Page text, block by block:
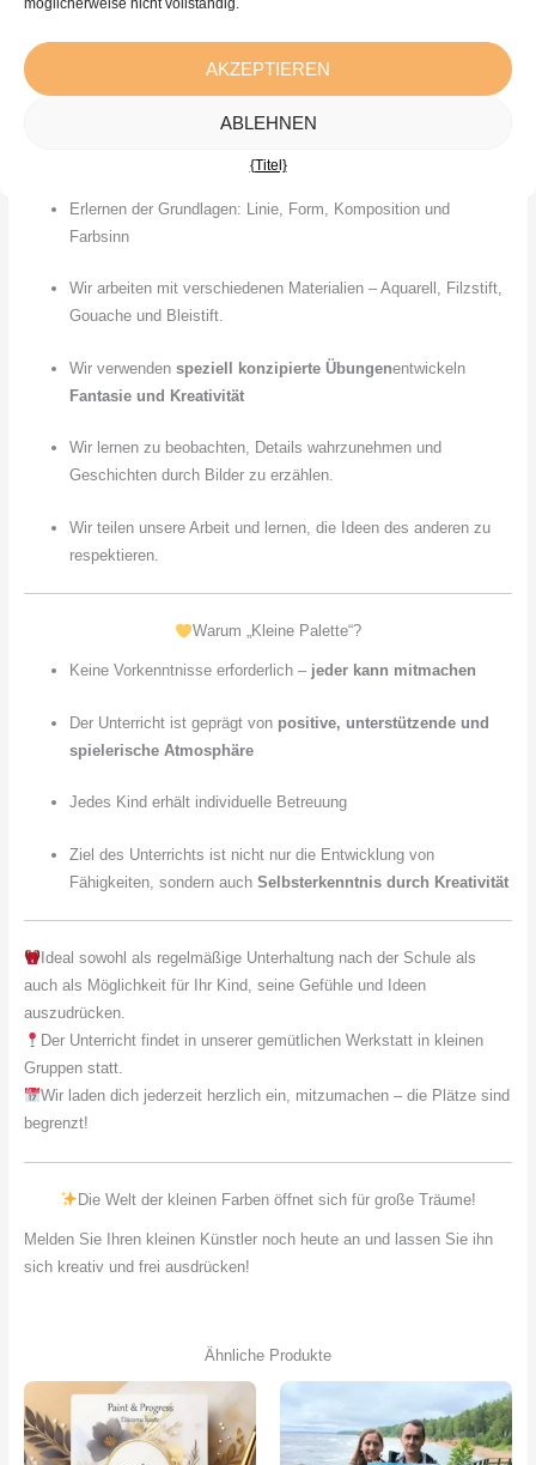
möglicherweise nicht vollständig.
AKZEPTIEREN
ABLEHNEN
{Titel}
ermutigenden Umgebung entzünden zu lassen. In der „Little Palette“
müssen Kinder nicht wissen, „wie man es richtig macht“ – sie werden
ermutigt, selbst zu denken, zu experimentieren und ihre eigene
Handschrift zu finden.
Was machen wir?
Erlernen der Grundlagen: Linie, Form, Komposition und
Farbsinn
Wir arbeiten mit verschiedenen Materialien – Aquarell, Filzstift,
Gouache und Bleistift.
Wir verwenden speziell konzipierte Übungenentwickeln
Fantasie und Kreativität
Wir lernen zu beobachten, Details wahrzunehmen und
Geschichten durch Bilder zu erzählen.
Wir teilen unsere Arbeit und lernen, die Ideen des anderen zu
respektieren.
Warum „Kleine Palette“?
Keine Vorkenntnisse erforderlich – jeder kann mitmachen
Der Unterricht ist geprägt von positive, unterstützende und
spielerische Atmosphäre
Jedes Kind erhält individuelle Betreuung
Ziel des Unterrichts ist nicht nur die Entwicklung von
Fähigkeiten, sondern auch Selbsterkenntnis durch Kreativität
Ideal sowohl als regelmäßige Unterhaltung nach der Schule als
auch als Möglichkeit für Ihr Kind, seine Gefühle und Ideen
auszudrücken.
Der Unterricht findet in unserer gemütlichen Werkstatt in kleinen
Gruppen statt.
Wir laden dich jederzeit herzlich ein, mitzumachen – die Plätze sind
begrenzt!
Die Welt der kleinen Farben öffnet sich für große Träume!
Melden Sie Ihren kleinen Künstler noch heute an und lassen Sie ihn
sich kreativ und frei ausdrücken!
Ähnliche Produkte